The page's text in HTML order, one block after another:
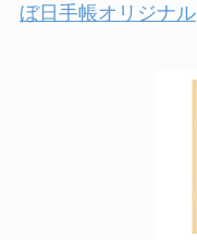
ぼ日手帳オリジナル